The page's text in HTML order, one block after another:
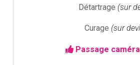
Détartrage (sur
Curage (sur
Passage